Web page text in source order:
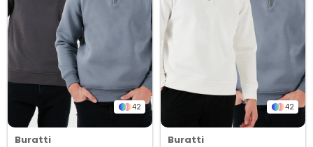
42
Buratti
42
Buratti